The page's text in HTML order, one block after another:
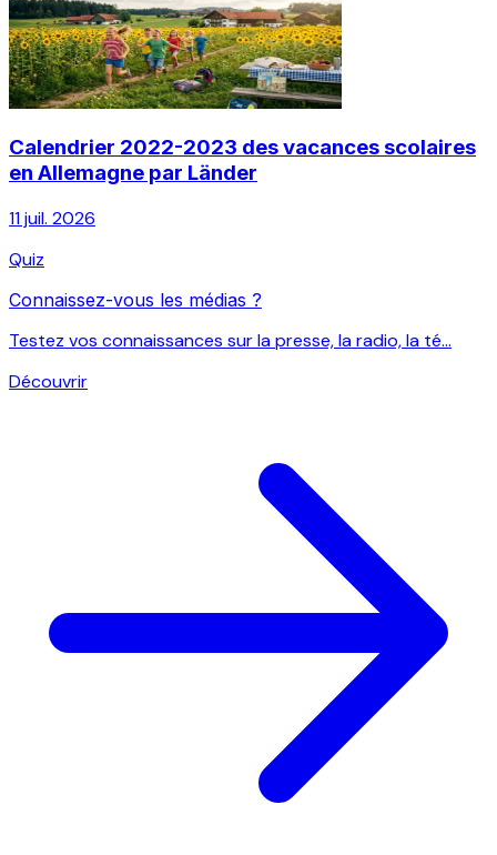
Calendrier 2022-2023 des vacances scolaires
en Allemagne par Länder
11 juil. 2026
Quiz
Connaissez-vous les médias ?
Testez vos connaissances sur la presse, la radio, la té...
Découvrir